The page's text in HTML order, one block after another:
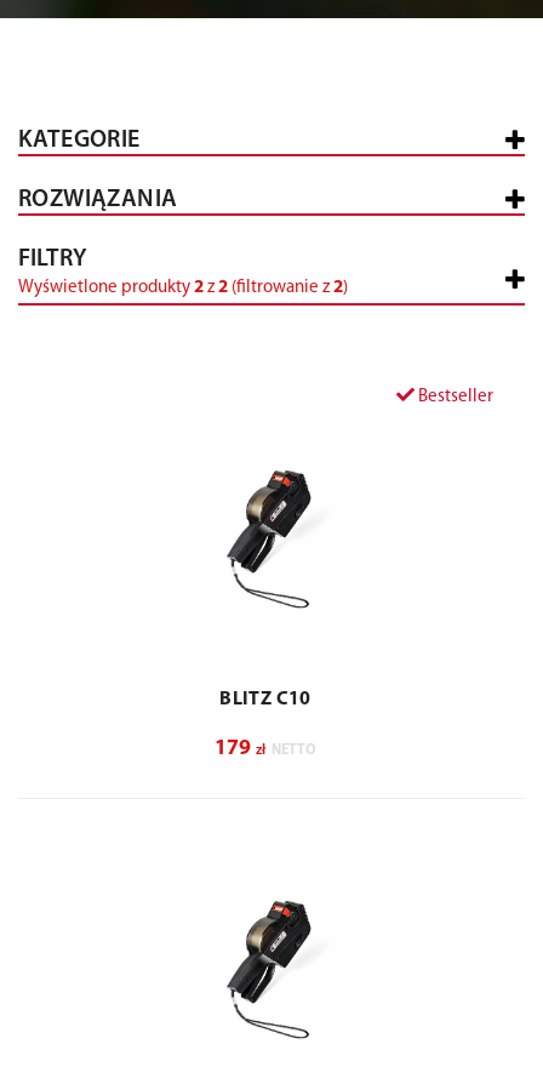
KATEGORIE
ROZWIĄZANIA
FILTRY
Wyświetlone produkty 2 z2 (filtrowanie z2)
Bestseller
BLITZ C10
179 zł NETTO